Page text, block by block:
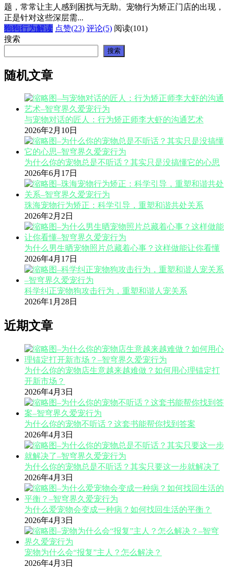
题，常常让主人感到困扰与无助。宠物行为矫正门店的出现，
正是针对这些深层需...
狗狗行为解读 点赞(23) 评论(5) 阅读(101)
搜索
搜索
随机文章
与宠物对话的匠人：行为矫正师李大虾的沟通艺术
2026年2月10日
为什么你的宠物总是不听话？其实只是没搞懂它的心思
2026年6月17日
珠海宠物行为矫正：科学引导，重塑和谐共处关系
2026年2月2日
为什么男生晒宠物照片总藏着心事？这样做能让你看懂
2026年4月17日
科学纠正宠物狗攻击行为，重塑和谐人宠关系
2026年1月28日
近期文章
为什么你的宠物店生意越来越难做？如何用心理锚定打
开新市场？
2026年4月3日
为什么你的宠物不听话？这套书能帮你找到答案
2026年4月3日
为什么你的宠物总是不听话？其实只要这一步就解决了
2026年4月3日
为什么爱宠物会变成一种病？如何找回生活的平衡？
2026年4月3日
宠物为什么会“报复”主人？怎么解决？
2026年4月3日